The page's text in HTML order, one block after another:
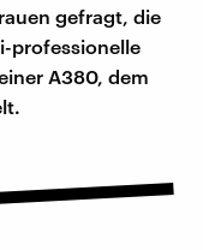
gefragt, die
professionelle
A380, dem